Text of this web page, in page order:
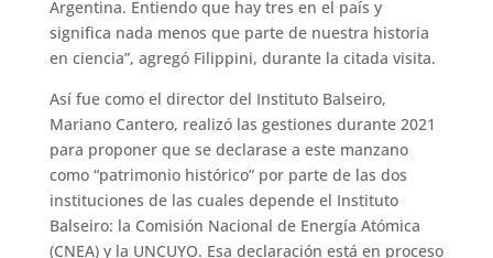
Argentina. Entiendo que hay tres en el país y
significa nada menos que parte de nuestra historia
en ciencia”, agregó Filippini, durante la citada visita.
Así fue como el director del Instituto Balseiro,
Mariano Cantero, realizó las gestiones durante 2021
para proponer que se declarase a este manzano
como “patrimonio histórico” por parte de las dos
instituciones de las cuales depende el Instituto
Balseiro: la Comisión Nacional de Energía Atómica
(CNEA) y la UNCUYO. Esa declaración está en proceso